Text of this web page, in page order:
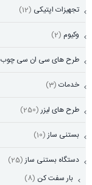
تجهیزات اپتیکی (12)
وکیوم (2)
طرح های سی ان سی چوب
خدمات (3)
طرح های لیزر (250)
بستنی ساز (10)
دستگاه بستنی ساز (25)
بار سفت کن (8)